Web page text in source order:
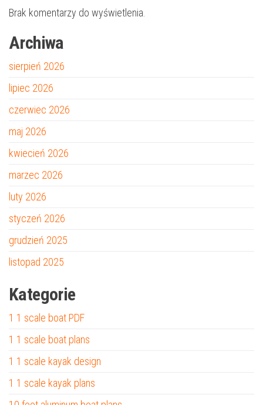
Brak komentarzy do wyświetlenia.
Archiwa
sierpień 2026
lipiec 2026
czerwiec 2026
maj 2026
kwiecień 2026
marzec 2026
luty 2026
styczeń 2026
grudzień 2025
listopad 2025
Kategorie
1 1 scale boat PDF
1 1 scale boat plans
1 1 scale kayak design
1 1 scale kayak plans